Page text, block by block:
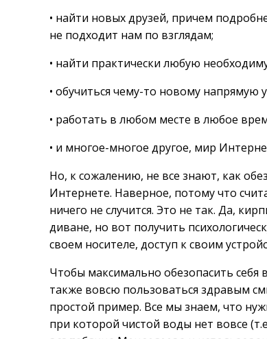
• найти новых друзей, причем
не подходит нам по взглядам;
• найти практически любую
• обучиться чему-то новому напрямую
• работать в любом месте в любое
• и многое-многое другое, мир
Но, к сожалению, не все знают, как
Интернете. Наверное, потому что
ничего не случится. Это не так. Да,
диване, но вот получить
своем носителе, доступ к своим
Чтобы максимально обезопасить
также вовсю пользоваться здравым
простой пример. Все мы знаем, что
при которой чистой воды нет вовсе